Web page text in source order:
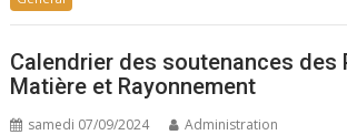
Calendrier des soutenances des
Matière et Rayonnement
samedi 07/09/2024 Administration